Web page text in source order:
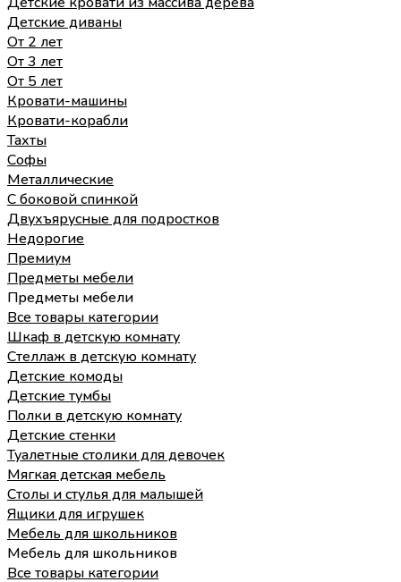
Детские диваны
От 2 лет
От 3 лет
От 5 лет
Кровати-машины
Кровати-корабли
Тахты
Софы
Металлические
С боковой спинкой
Двухъярусные для подростков
Недорогие
Премиум
Предметы мебели
Предметы мебели
Все товары категории
Шкаф в детскую комнату
Стеллаж в детскую комнату
Детские комоды
Детские тумбы
Полки в детскую комнату
Детские стенки
Туалетные столики для девочек
Мягкая детская мебель
Столы и стулья для малышей
Ящики для игрушек
Мебель для школьников
Мебель для школьников
Все товары категории